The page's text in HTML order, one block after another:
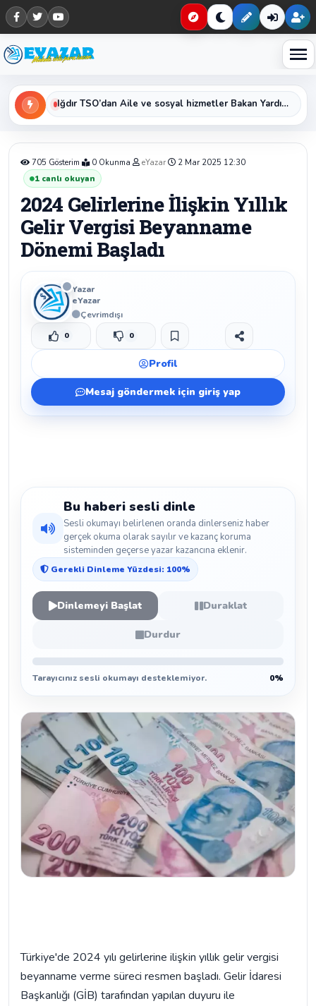
Haberleri keşfet
Iğdır TSO’dan Aile ve sosyal hizmetler Bakan Yardımcısı Sayın Sevim Sayım Madak ‘a ZiyaretIğdır Kredi ve Yurtlar Müdürü Erol Bayat’tan Kurban Bayramı Mesajı
705 Gösterim 0 Okunma eYazar
2 Mar 2025 12:30
1 canlı okuyan
2024 Gelirlerine İlişkin Yıllık
Gelir Vergisi Beyanname
Dönemi Başladı
Yazar
eYazar
Çevrimdışı
Beğen
0 Beğenmeme
0 Yer İmi
Paylaş
Profil
Mesaj göndermek için giriş yap
Bu haberi sesli dinle
Sesli okumayı belirlenen oranda dinlerseniz haber
gerçek okuma olarak sayılır ve kazanç koruma
sisteminden geçerse yazar kazancına eklenir.
Gerekli Dinleme Yüzdesi: 100%
Dinlemeyi Başlat Duraklat
Durdur
Tarayıcınız sesli okumayı desteklemiyor. 0%
Türkiye'de 2024 yılı gelirlerine ilişkin yıllık gelir vergisi
beyanname verme süreci resmen başladı. Gelir İdaresi
Başkanlığı (GİB) tarafından yapılan duyuru ile